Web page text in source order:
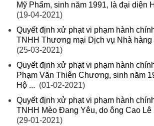
Mỹ Phẩm, sinh năm 1991, là đại diện
(19-04-2021)
Quyết định xử phạt vi phạm hành
TNHH Thương mại Dịch vụ Nhà hàng
(25-03-2021)
Quyết định xử phạt vi phạm hành
Phạm Văn Thiên Chương, sinh năm
Hộ ... (01-02-2021)
Quyết định xử phạt vi phạm hành
TNHH Mèo Đang Yêu, do ông Cao Lê
(29-01-2021)